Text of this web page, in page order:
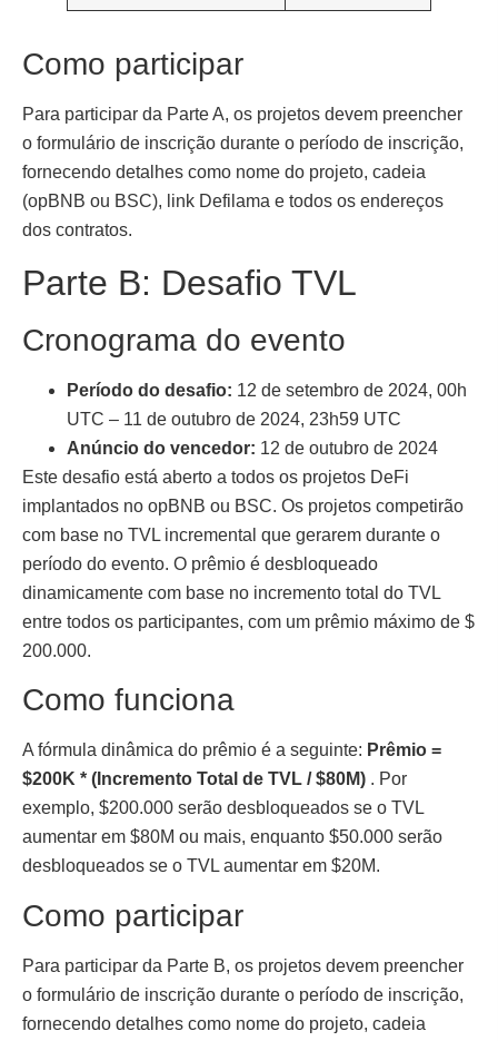
Como participar
Para participar da Parte A, os projetos devem preencher
o formulário de inscrição durante o período de inscrição,
fornecendo detalhes como nome do projeto, cadeia
(opBNB ou BSC), link Defilama e todos os endereços
dos contratos.
Parte B: Desafio TVL
Cronograma do evento
Período do desafio: 12 de setembro de 2024, 00h
UTC – 11 de outubro de 2024, 23h59 UTC
Anúncio do vencedor: 12 de outubro de 2024
Este desafio está aberto a todos os projetos DeFi
implantados no opBNB ou BSC. Os projetos competirão
com base no TVL incremental que gerarem durante o
período do evento. O prêmio é desbloqueado
dinamicamente com base no incremento total do TVL
entre todos os participantes, com um prêmio máximo de $
200.000.
Como funciona
A fórmula dinâmica do prêmio é a seguinte: Prêmio =
$200K * (Incremento Total de TVL / $80M) . Por
exemplo, $200.000 serão desbloqueados se o TVL
aumentar em $80M ou mais, enquanto $50.000 serão
desbloqueados se o TVL aumentar em $20M.
Como participar
Para participar da Parte B, os projetos devem preencher
o formulário de inscrição durante o período de inscrição,
fornecendo detalhes como nome do projeto, cadeia